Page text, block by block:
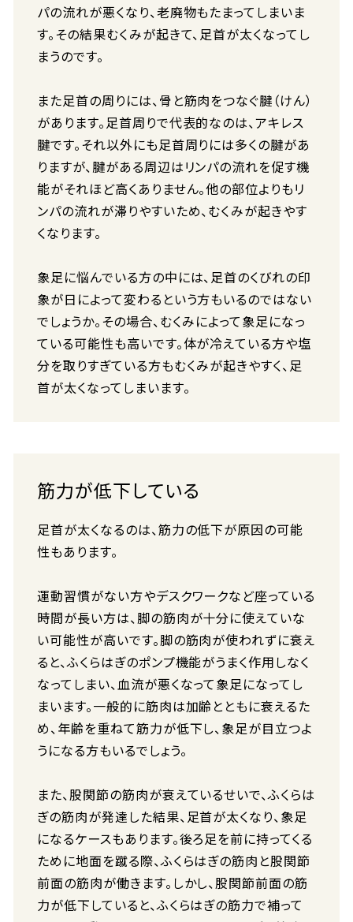
パの流れが悪くなり、老廃物もたまってしまいま
す。その結果むくみが起きて、足首が太くなってし
まうのです。
また足首の周りには、骨と筋肉をつなぐ腱（けん）
があります。足首周りで代表的なのは、アキレス
腱です。それ以外にも足首周りには多くの腱があ
りますが、腱がある周辺はリンパの流れを促す機
能がそれほど高くありません。他の部位よりもリ
ンパの流れが滞りやすいため、むくみが起きやす
くなります。
象足に悩んでいる方の中には、足首のくびれの印
象が日によって変わるという方もいるのではない
でしょうか。その場合、むくみによって象足になっ
ている可能性も高いです。体が冷えている方や塩
分を取りすぎている方もむくみが起きやすく、足
首が太くなってしまいます。
筋力が低下している
足首が太くなるのは、筋力の低下が原因の可能
性もあります。
運動習慣がない方やデスクワークなど座っている
時間が長い方は、脚の筋肉が十分に使えていな
い可能性が高いです。脚の筋肉が使われずに衰え
ると、ふくらはぎのポンプ機能がうまく作用しなく
なってしまい、血流が悪くなって象足になってし
まいます。一般的に筋肉は加齢とともに衰えるた
め、年齢を重ねて筋力が低下し、象足が目立つよ
うになる方もいるでしょう。
また、股関節の筋肉が衰えているせいで、ふくらは
ぎの筋肉が発達した結果、足首が太くなり、象足
になるケースもあります。後ろ足を前に持ってくる
ために地面を蹴る際、ふくらはぎの筋肉と股関節
前面の筋肉が働きます。しかし、股関節前面の筋
力が低下していると、ふくらはぎの筋力で補って